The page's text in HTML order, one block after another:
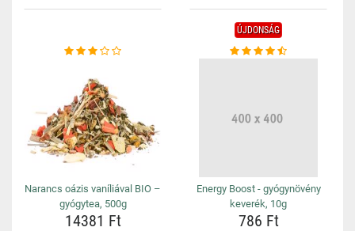
Narancs oázis vaníliával BIO –
gyógytea, 500g
14381 Ft
ÚJDONSÁG
Energy Boost - gyógynövény
keverék, 10g
786 Ft